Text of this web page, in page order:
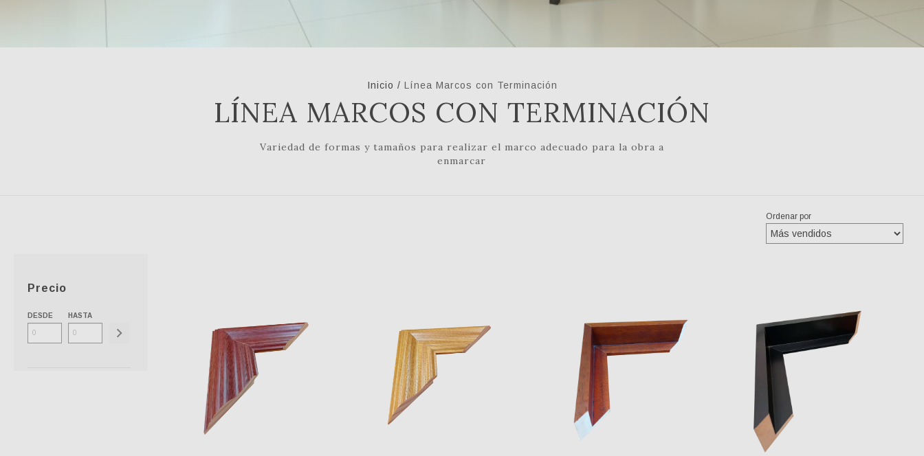
Inicio / Línea Marcos con Terminación
LÍNEA MARCOS CON TERMINACIÓN
Variedad de formas y tamaños para realizar el marco adecuado para la obra a
enmarcar
Ordenar por
Precio
DESDE HASTA